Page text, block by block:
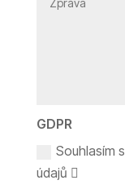
GDPR
Souhlasím
údajů